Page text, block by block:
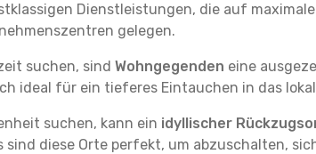
Dienstleistungen, die auf
gelegen.
suchen, sind Wohngegenden eine
ideal für ein tieferes Eintauchen in das
suchen, kann ein idyllischer
diese Orte perfekt, um abzuschalten,